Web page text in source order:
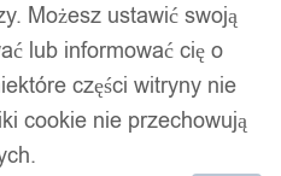
Możesz ustawić swoją
lub informować cię o
części witryny nie
cookie nie przechowują